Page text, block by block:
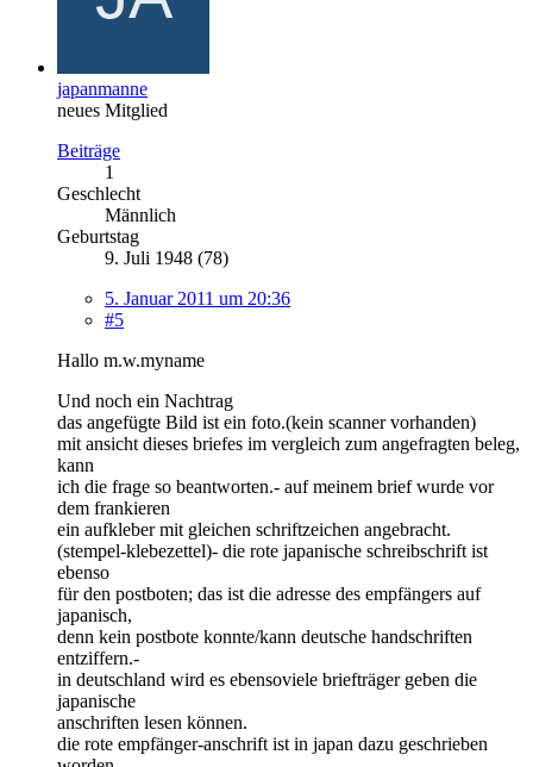
japanmanne
neues Mitglied
Beiträge
1
Geschlecht
Männlich
Geburtstag
9. Juli 1948 (78)
5. Januar 2011 um 20:36
#5
Hallo m.w.myname
Und noch ein Nachtrag
das angefügte Bild ist ein foto.(kein scanner vorhanden)
mit ansicht dieses briefes im vergleich zum angefragten beleg,
kann
ich die frage so beantworten.- auf meinem brief wurde vor
dem frankieren
ein aufkleber mit gleichen schriftzeichen angebracht.
(stempel-klebezettel)- die rote japanische schreibschrift ist
ebenso
für den postboten; das ist die adresse des empfängers auf
japanisch,
denn kein postbote konnte/kann deutsche handschriften
entziffern.-
in deutschland wird es ebensoviele briefträger geben die
japanische
anschriften lesen können.
die rote empfänger-anschrift ist in japan dazu geschrieben